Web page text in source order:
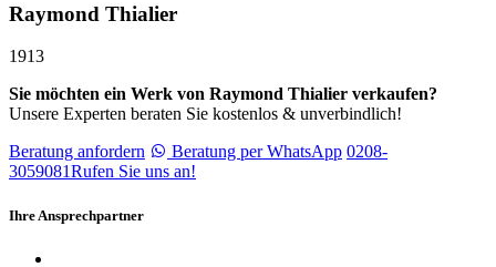
Raymond Thialier
1913
Sie möchten ein Werk von Raymond Thialier verkaufen?
Unsere Experten beraten Sie kostenlos & unverbindlich!
Beratung anfordern
Beratung per WhatsApp 0208-
3059081Rufen Sie uns an!
Ihre Ansprechpartner